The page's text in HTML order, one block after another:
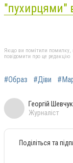
"пухирцями"
Якщо ви помітили помилку,
повідомити про це редакцію
#Образ #Діви
Георгій Шевчук
Журналіст
Поділіться та